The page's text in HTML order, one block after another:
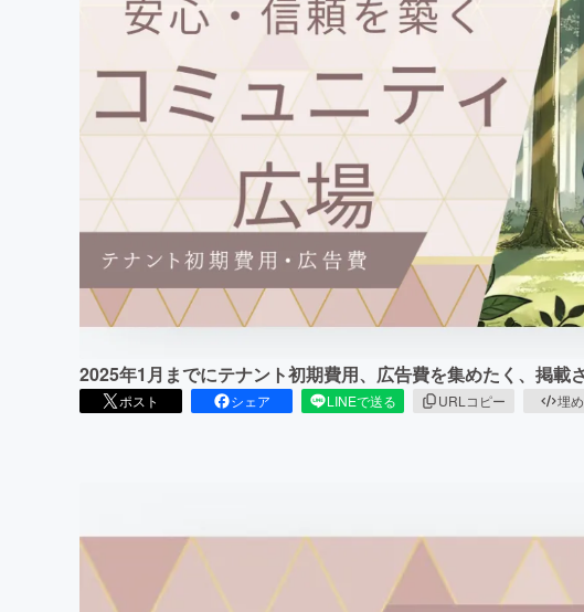
映像・映画 書籍・
ビジネス・起業 チャレン
まちづくり・地域活性化
2025年1月までにテナント初期費用、広告費を集めたく、掲載
ポスト シェア LINEで送る URLコピー 埋